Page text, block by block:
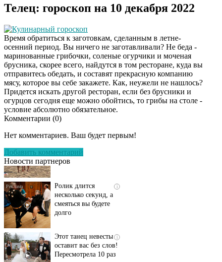
Телец: гороскоп на 10 декабря 2022
Кулинарный гороскоп
Время обратиться к заготовкам, сделанным в летне-
осенний период. Вы ничего не заготавливали? Не беда -
маринованные грибочки, соленые огурчики и моченая
брусника, скорее всего, найдутся в том ресторане, куда вы
отправитесь обедать, и составят прекрасную компанию
мясу, которое вы себе закажете. Как, неужели не нашлось?
Придется искать другой ресторан, если без брусники и
огурцов сегодня еще можно обойтись, то грибы на столе -
условие абсолютно обязательное.
Комментарии (0)
Нет комментариев. Ваш будет первым!
Добавить комментарий
Новости партнеров
Скрытая камера на
пляже Крыма: Что
люди вытворяют, когда
их не видят...
несколько секунд, а
смеяться вы будете
оставит вас без слов!
Пересмотрела 10 раз